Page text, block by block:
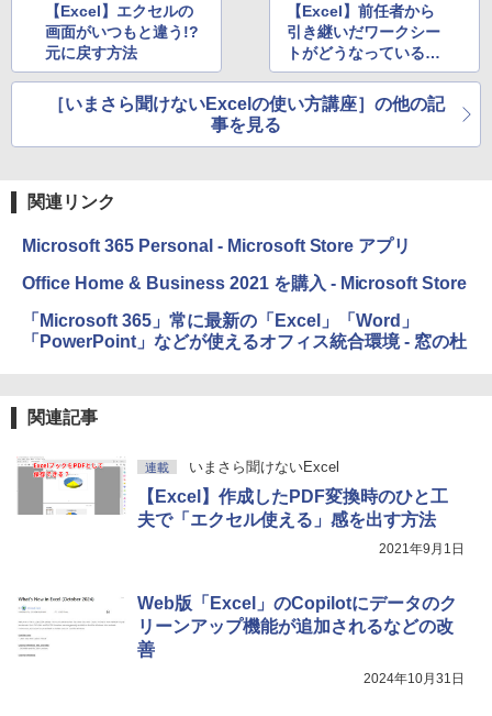
【Excel】エクセルの
画面がいつもと違う!?
元に戻す方法
【Excel】前任者から
引き継いだワークシー
トがどうなっているの
かわからない！
［いまさら聞けないExcelの使い方講座］の他の記
事を見る
関連リンク
Microsoft 365 Personal - Microsoft Store アプリ
Office Home & Business 2021 を購入 - Microsoft Store
「Microsoft 365」常に最新の「Excel」「Word」
「PowerPoint」などが使えるオフィス統合環境 - 窓の杜
関連記事
連載 いまさら聞けないExcel
【Excel】作成したPDF変換時のひと工
夫で「エクセル使える」感を出す方法
2021年9月1日
Web版「Excel」のCopilotにデータのク
リーンアップ機能が追加されるなどの改
善
2024年10月31日